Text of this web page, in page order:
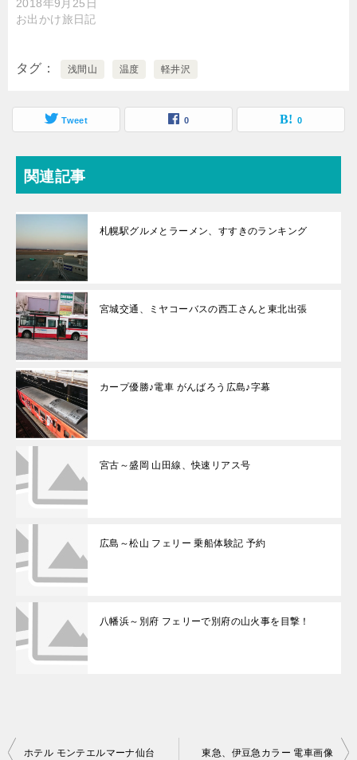
2018年9月25日
お出かけ旅日記
タグ 浅間山 温度 軽井沢
Tweet 0 0
関連記事
札幌駅グルメとラーメン、すすきのランキング
宮城交通、ミヤコーバスの西工さんと東北出張
カープ優勝♪電車 がんばろう広島♪字幕
宮古～盛岡 山田線、快速リアス号
広島～松山 フェリー 乗船体験記 予約
八幡浜～別府 フェリーで別府の山火事を目撃！
投
ホテル モンテエルマーナ仙台 東急、伊豆急カラー 電車画像